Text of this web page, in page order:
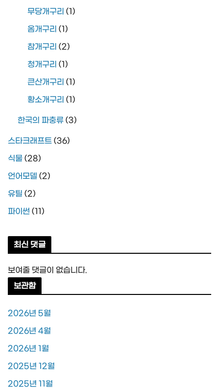
무당개구리 (1)
옴개구리 (1)
참개구리 (2)
청개구리 (1)
큰산개구리 (1)
황소개구리 (1)
한국의 파충류 (3)
스타크래프트 (36)
식물 (28)
언어모델 (2)
유틸 (2)
파이썬 (11)
최신 댓글
보여줄 댓글이 없습니다.
보관함
2026년 5월
2026년 4월
2026년 1월
2025년 12월
2025년 11월